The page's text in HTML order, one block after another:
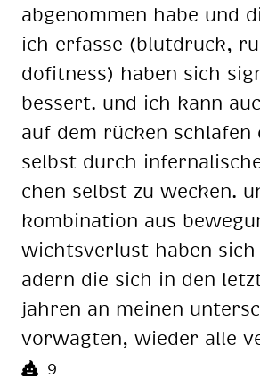
ab­ge­nom­men habe und
ich er­fas­se (blut­druck,
do­fit­ness) ha­ben sich
bes­sert. und ich kann
auf dem rü­cken schla­fen
selbst durch
chen selbst zu we­cken.
kom­bi­na­ti­on aus
wichts­ver­lust ha­ben
adern die sich in den
jah­ren an mei­nen
vor­wag­ten, wie­der alle
9